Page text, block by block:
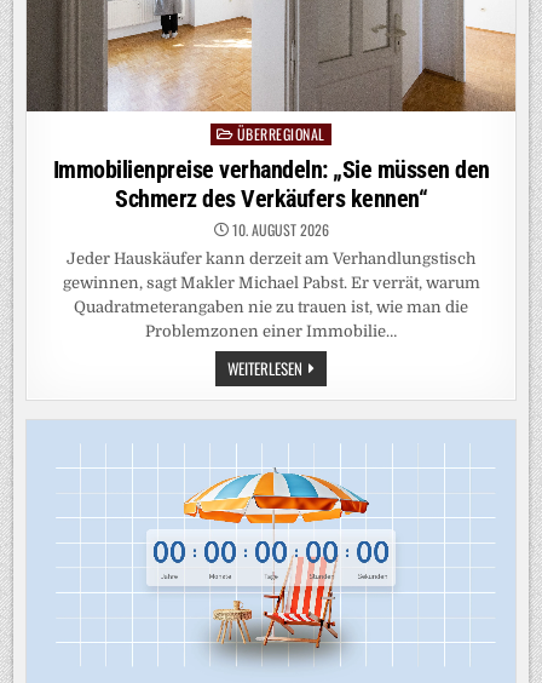
PostedÜBERREGIONAL
Immobilienpreise verhandeln: „Sie müssen den
Schmerz des Verkäufers kennen“
10. AUGUST 2026
Jeder Hauskäufer kann derzeit am Verhandlungstisch
gewinnen, sagt Makler Michael Pabst. Er verrät, warum
Quadratmeterangaben nie zu trauen ist, wie man die
Problemzonen einer Immobilie…
WEITERLESEN IMMOBILIENPREISE
VERHANDELN:
„SIE
SCHMERZ
VERKÄUFERS
KENNEN“